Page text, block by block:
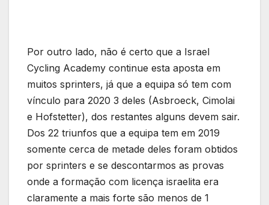
Por outro lado, não é certo que a Israel
Cycling Academy continue esta aposta em
muitos sprinters, já que a equipa só tem com
vínculo para 2020 3 deles (Asbroeck, Cimolai
e Hofstetter), dos restantes alguns devem sair.
Dos 22 triunfos que a equipa tem em 2019
somente cerca de metade deles foram obtidos
por sprinters e se descontarmos as provas
onde a formação com licença israelita era
claramente a mais forte são menos de 1